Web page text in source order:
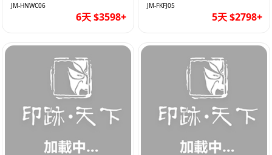
優質6天
JM-HNWC06
6天 $3598+
JM-FKFJ05
5天 $2798+